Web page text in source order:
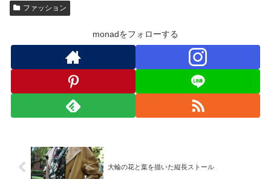
ファッション
monadをフォローする
大輪の花と葉を描いた縦長ストール